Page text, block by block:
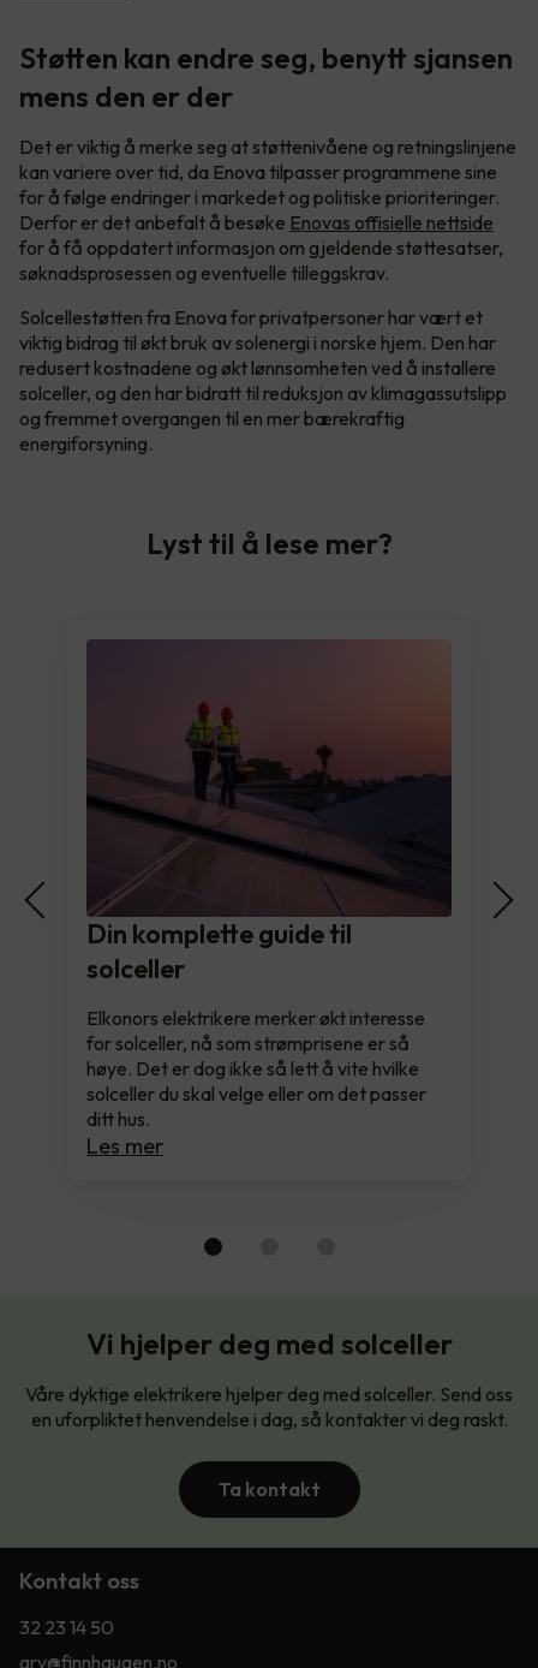
Støtten kan endre seg, benytt sjansen
mens den er der
Det er viktig å merke seg at støttenivåene og retningslinjene
kan variere over tid, da Enova tilpasser programmene sine
for å følge endringer i markedet og politiske prioriteringer.
Derfor er det anbefalt å besøke Enovas offisielle nettside
for å få oppdatert informasjon om gjeldende støttesatser,
søknadsprosessen og eventuelle tilleggskrav.
Solcellestøtten fra Enova for privatpersoner har vært et
viktig bidrag til økt bruk av solenergi i norske hjem. Den har
redusert kostnadene og økt lønnsomheten ved å installere
solceller, og den har bidratt til reduksjon av klimagassutslipp
og fremmet overgangen til en mer bærekraftig
energiforsyning.
Lyst til å lese mer?
Din komplette guide til
solceller
Elkonors elektrikere merker økt interesse
for solceller, nå som strømprisene er så
høye. Det er dog ikke så lett å vite hvilke
solceller du skal velge eller om det passer
ditt hus.
Les mer
Vi hjelper deg med solceller
Våre dyktige elektrikere hjelper deg med solceller. Send oss
en uforpliktet henvendelse i dag, så kontakter vi deg raskt.
Ta kontakt
Kontakt oss
32 23 14 50
gry@finnhaugen.no